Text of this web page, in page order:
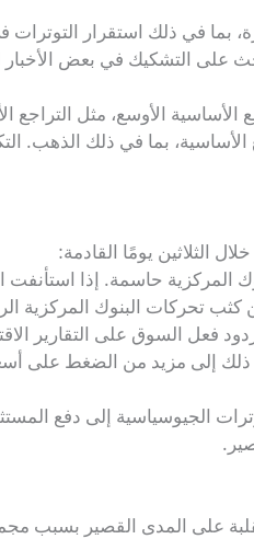
بما في ذلك استقرار
على التشكيك في بعض الأخبار
الأوسع، مثل التراجع
بما في ذلك الذهب.
الثلاثين يومًا القادمة:
المركزية حاسمة. إذا استأنفت
تحركات البنوك المركزية
فعل السوق على التقارير
ذلك إلى مزيد من الضغط
الجيوسياسية إلى دفع
على المدى القصير بسبب